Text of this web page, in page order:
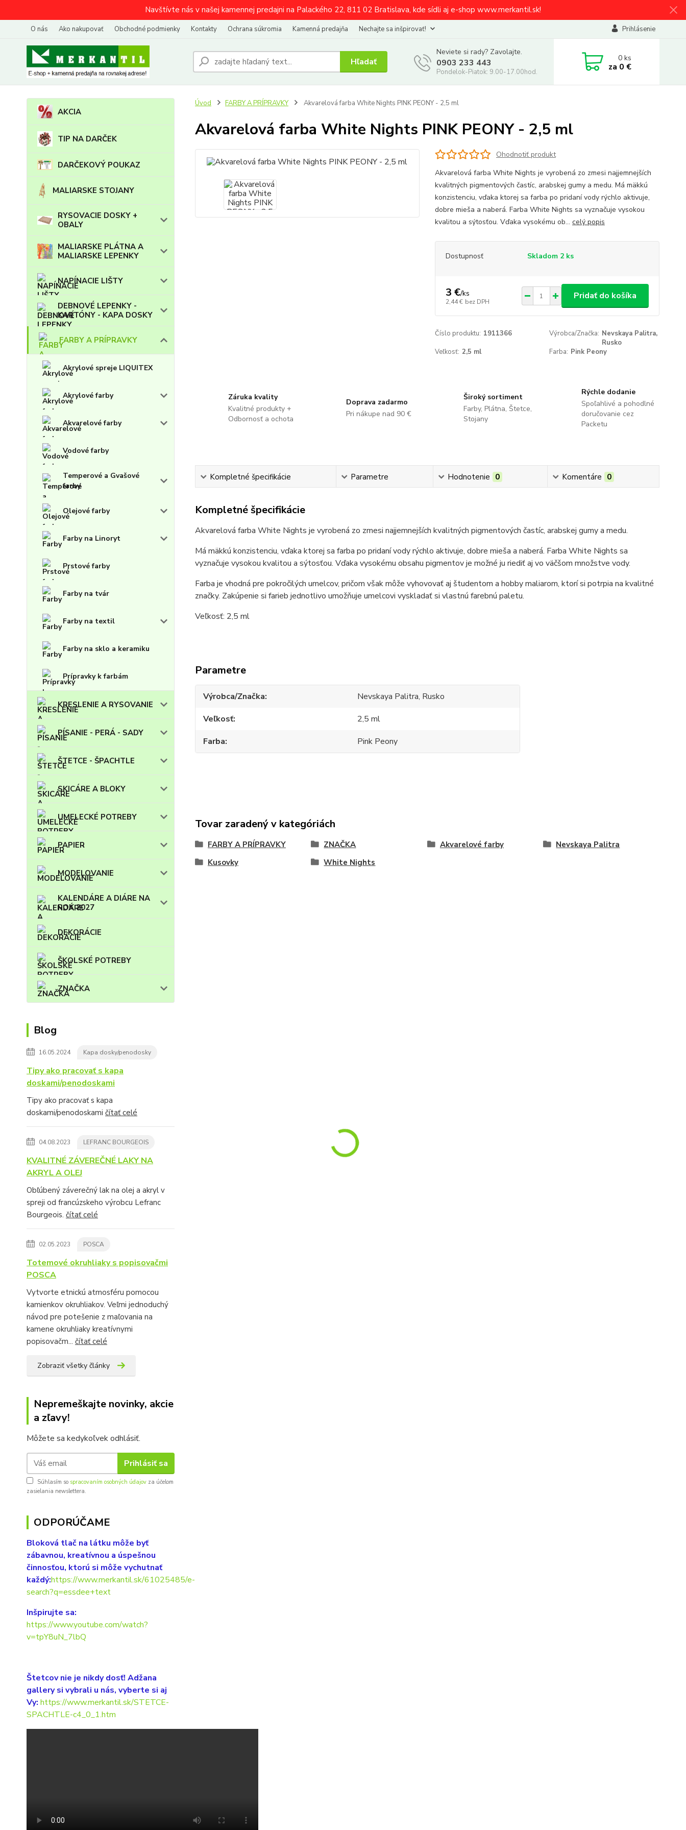
Navštívte nás v našej kamennej predajni na Palackého 22, 811 02 Bratislava, kde sídli aj e-shop www.merkantil.sk!
O nás Ako nakupovať Obchodné podmienky Kontakty Ochrana súkromia Kamenná predajňa Nechajte sa inšpirovať! Prihlásenie
Hľadať
Neviete si rady? Zavolajte.
0903 233 443
Pondelok-Piatok: 9.00-17.00hod.
0ks
za 0 €
AKCIA
TIP NA DARČEK
DARČEKOVÝ POUKAZ
MALIARSKE STOJANY
RYSOVACIE DOSKY +
OBALY
MALIARSKE PLÁTNA A
MALIARSKE LEPENKY
NAPÍNACIE LIŠTY
DEBNOVÉ LEPENKY -
KARTÓNY - KAPA DOSKY
FARBY A PRÍPRAVKY
Akrylové spreje LIQUITEX
Akrylové farby
Akvarelové farby
Vodové farby
Temperové a Gvašové
farby
Olejové farby
Farby na Linoryt
Prstové farby
Farby na tvár
Farby na textil
Farby na sklo a keramiku
Prípravky k farbám
KRESLENIE A RYSOVANIE
PÍSANIE - PERÁ - SADY
ŠTETCE - ŠPACHTLE
SKICÁRE A BLOKY
UMELECKÉ POTREBY
PAPIER
MODELOVANIE
KALENDÁRE A DIÁRE NA
ROK 2027
DEKORÁCIE
ŠKOLSKÉ POTREBY
ZNAČKA
Blog
16.05.2024 Kapa dosky/penodosky
Tipy ako pracovať s kapa
doskami/penodoskami
Tipy ako pracovať s kapa
doskami/penodoskami čítať celé
04.08.2023 LEFRANC BOURGEOIS
KVALITNÉ ZÁVEREČNÉ LAKY NA
AKRYL A OLEJ
Obľúbený záverečný lak na olej a akryl v
spreji od francúzskeho výrobcu Lefranc
Bourgeois. čítať celé
02.05.2023 POSCA
Totemové okruhliaky s popisovačmi
POSCA
Vytvorte etnickú atmosféru pomocou
kamienkov okruhliakov. Veľmi jednoduchý
návod pre potešenie z maľovania na
kamene okruhliaky kreatívnymi
popisovačm... čítať celé
Zobraziť všetky články
Nepremeškajte novinky, akcie
a zľavy!
Môžete sa kedykoľvek odhlásiť.
Prihlásiť sa
Súhlasím so spracovaním osobných údajov za účelom
zasielania newslettera.
ODPORÚČAME
Bloková tlač na látku môže byť
zábavnou, kreatívnou a úspešnou
činnosťou, ktorú si môže vychutnať
každý:https://www.merkantil.sk/61025485/e-
search?q=essdee+text
Inšpirujte sa:
https://www.youtube.com/watch?
v=tpY8uN_7lbQ
Štetcov nie je nikdy dosť! Adžana
gallery si vybrali u nás, vyberte si aj
Vy: https://www.merkantil.sk/STETCE-
SPACHTLE-c4_0_1.htm
Úvod FARBY A PRÍPRAVKY Akvarelová farba White Nights PINK PEONY - 2,5 ml
Akvarelová farba White Nights PINK PEONY - 2,5 ml
Ohodnotiť produkt
Akvarelová farba White Nights je vyrobená zo zmesi najjemnejších
kvalitných pigmentových častíc, arabskej gumy a medu. Má mäkkú
konzistenciu, vďaka ktorej sa farba po pridaní vody rýchlo aktivuje,
dobre mieša a naberá. Farba White Nights sa vyznačuje vysokou
kvalitou a sýtosťou. Vďaka vysokému ob... celý popis
Dostupnosť Skladom 2 ks
3 €/ks
2,44 € bez DPH
Pridať do košíka
Číslo produktu: 1911366 Výrobca/Značka: Nevskaya Palitra,
Rusko
Veľkosť: 2,5 ml Farba: Pink Peony
Záruka kvality
Kvalitné produkty +
Odbornosť a ochota
Doprava zadarmo
Pri nákupe nad 90 €
Široký sortiment
Farby, Plátna, Štetce,
Stojany
Rýchle dodanie
Spoľahlivé a pohodlné
doručovanie cez
Packetu
Kompletné špecifikácie Parametre Hodnotenie 0 Komentáre 0
Kompletné špecifikácie
Akvarelová farba White Nights je vyrobená zo zmesi najjemnejších kvalitných pigmentových častíc, arabskej gumy a medu.
Má mäkkú konzistenciu, vďaka ktorej sa farba po pridaní vody rýchlo aktivuje, dobre mieša a naberá. Farba White Nights sa
vyznačuje vysokou kvalitou a sýtosťou. Vďaka vysokému obsahu pigmentov je možné ju riediť aj vo väčšom množstve vody.
Farba je vhodná pre pokročilých umelcov, pričom však môže vyhovovať aj študentom a hobby maliarom, ktorí si potrpia na kvalitné
značky. Zakúpenie si farieb jednotlivo umožňuje umelcovi vyskladať si vlastnú farebnú paletu.
Veľkosť: 2,5 ml
Parametre
Výrobca/Značka
Nevskaya Palitra, Rusko
Veľkosť
2,5 ml
Farba
Pink Peony
Tovar zaradený v kategóriách
FARBY A PRÍPRAVKY ZNAČKA Akvarelové farby
Nevskaya Palitra
Kusovky
White Nights